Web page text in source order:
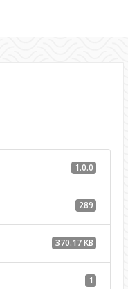
1.0.0
289
370.17 KB
1